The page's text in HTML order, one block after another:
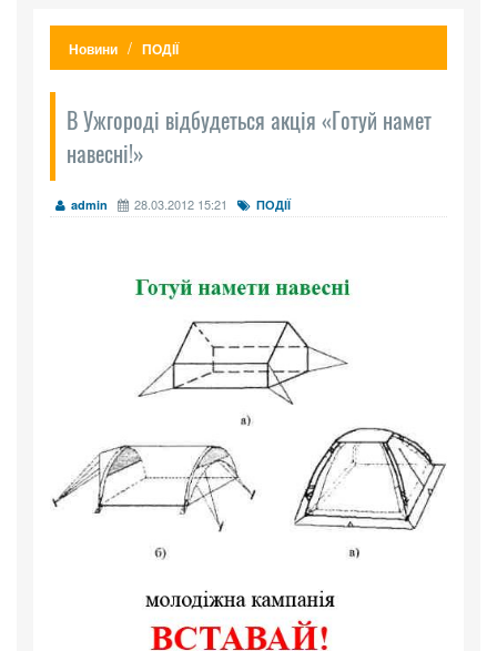
Новини ПОДІЇ
В Ужгороді відбудеться акція «Готуй намет
навесні!»
admin 28.03.2012 15:21 ПОДІЇ